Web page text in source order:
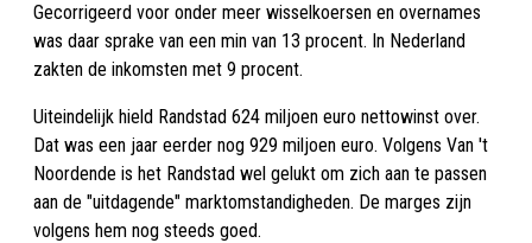
Gecorrigeerd voor onder meer wisselkoersen en overnames
was daar sprake van een min van 13 procent. In Nederland
zakten de inkomsten met 9 procent.
Uiteindelijk hield Randstad 624 miljoen euro nettowinst over.
Dat was een jaar eerder nog 929 miljoen euro. Volgens Van 't
Noordende is het Randstad wel gelukt om zich aan te passen
aan de "uitdagende" marktomstandigheden. De marges zijn
volgens hem nog steeds goed.